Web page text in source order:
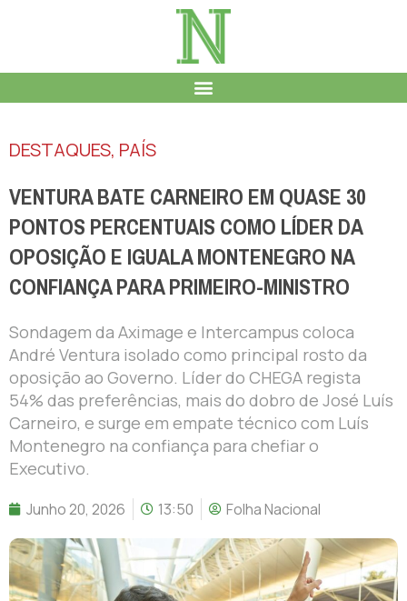
DESTAQUES, PAÍS
VENTURA BATE CARNEIRO EM QUASE 30
PONTOS PERCENTUAIS COMO LÍDER DA
OPOSIÇÃO E IGUALA MONTENEGRO NA
CONFIANÇA PARA PRIMEIRO-MINISTRO
Sondagem da Aximage e Intercampus coloca
André Ventura isolado como principal rosto da
oposição ao Governo. Líder do CHEGA regista
54% das preferências, mais do dobro de José Luís
Carneiro, e surge em empate técnico com Luís
Montenegro na confiança para chefiar o
Executivo.
Junho 20, 2026 13:50 Folha Nacional